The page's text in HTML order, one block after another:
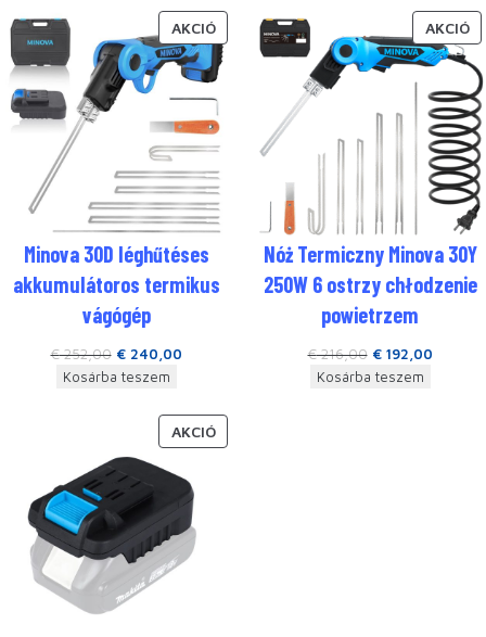
AKCIÓ
Minova 30D léghűtéses
akkumulátoros termikus
vágógép
€252,00 €240,00
Kosárba teszem
AKCIÓ
Nóż Termiczny Minova 30Y
250W 6 ostrzy chłodzenie
powietrzem
€216,00 €192,00
Kosárba teszem
AKCIÓ